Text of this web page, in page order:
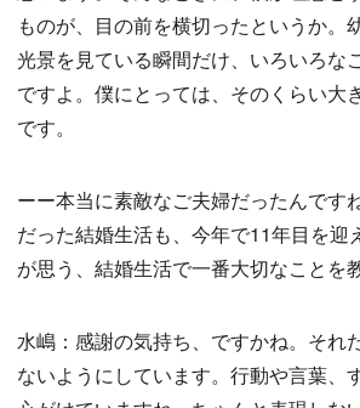
ものが、目の前を横切ったというか。
光景を見ている瞬間だけ、いろいろな
ですよ。僕にとっては、そのくらい大
です。
ーー本当に素敵なご夫婦だったんです
だった結婚生活も、今年で11年目を迎
が思う、結婚生活で一番大切なことを
水嶋：感謝の気持ち、ですかね。それ
ないようにしています。行動や言葉、